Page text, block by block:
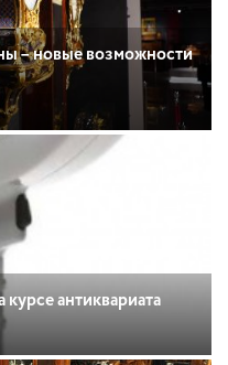
– новые возможности
антиквариата